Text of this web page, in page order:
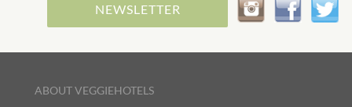
NEWSLETTER
ABOUT VEGGIEHOTELS